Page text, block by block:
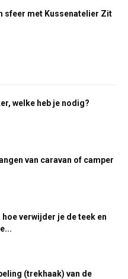
sfeer met Kussenatelier Zit
welke heb je nodig?
van caravan of camper
hoe verwijder je de teek en
(trekhaak) van de